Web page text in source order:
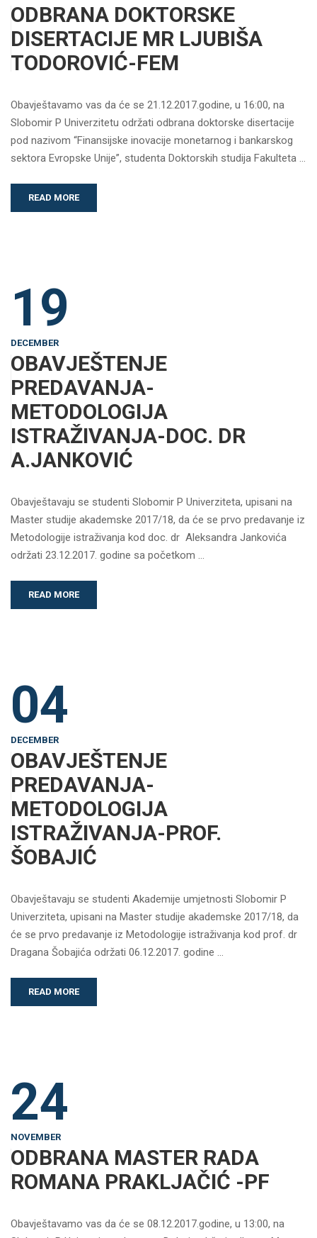
ODBRANA DOKTORSKE
DISERTACIJE MR LJUBIŠA
TODOROVIĆ-FEM
Obavještavamo vas da će se 21.12.2017.godine, u 16:00, na
Slobomir P Univerzitetu održati odbrana doktorske disertacije
pod nazivom “Finansijske inovacije monetarnog i bankarskog
sektora Evropske Unije”, studenta Doktorskih studija Fakulteta …
READ MORE
19
DECEMBER
OBAVJEŠTENJE
PREDAVANJA-
METODOLOGIJA
ISTRAŽIVANJA-DOC. DR
A.JANKOVIĆ
Obavještavaju se studenti Slobomir P Univerziteta, upisani na
Master studije akademske 2017/18, da će se prvo predavanje iz
Metodologije istraživanja kod doc. dr Aleksandra Jankovića
održati 23.12.2017. godine sa početkom …
READ MORE
04
DECEMBER
OBAVJEŠTENJE
PREDAVANJA-
METODOLOGIJA
ISTRAŽIVANJA-PROF.
ŠOBAJIĆ
Obavještavaju se studenti Akademije umjetnosti Slobomir P
Univerziteta, upisani na Master studije akademske 2017/18, da
će se prvo predavanje iz Metodologije istraživanja kod prof. dr
Dragana Šobajića održati 06.12.2017. godine …
READ MORE
24
NOVEMBER
ODBRANA MASTER RADA
ROMANA PRAKLJAČIĆ -PF
Obavještavamo vas da će se 08.12.2017.godine, u 13:00, na